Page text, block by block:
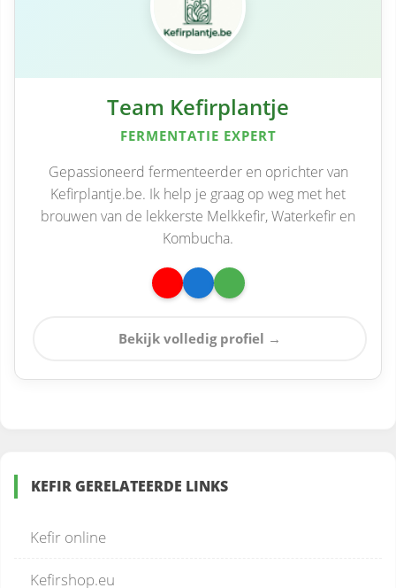
Team Kefirplantje
FERMENTATIE EXPERT
Gepassioneerd fermenteerder en oprichter van
Kefirplantje.be. Ik help je graag op weg met het
brouwen van de lekkerste Melkkefir, Waterkefir en
Kombucha.
Bekijk volledig profiel →
KEFIR GERELATEERDE LINKS
Kefir online
Kefirshop.eu